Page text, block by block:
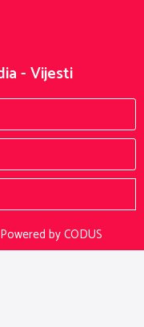
Powered by CODUS
- Vijesti